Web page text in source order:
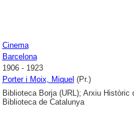
Cinema
Barcelona
1906 - 1923
Porter i Moix, Miquel (Pr.)
Biblioteca Borja (URL); Arxiu
Biblioteca de Catalunya